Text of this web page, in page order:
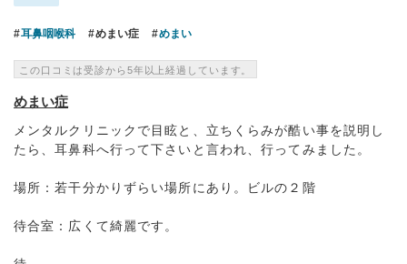
耳鼻咽喉科 めまい症 めまい
この口コミは受診から5年以上経過しています。
めまい症
メンタルクリニックで目眩と、立ちくらみが酷い事を説明し
たら、耳鼻科へ行って下さいと言われ、行ってみました。
場所：若干分かりずらい場所にあり。ビルの２階
待合室：広くて綺麗です。